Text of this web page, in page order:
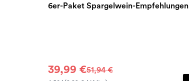
6er-Paket Spargelwein-Empfehlungen
39,99 €51,94 €